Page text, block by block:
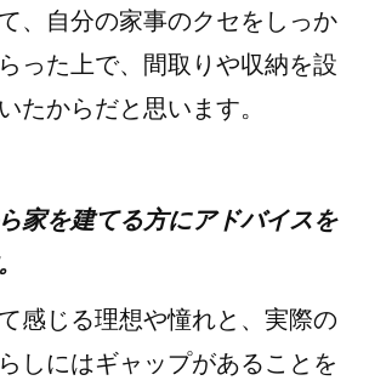
、自分の家事のクセをしっか
った上で、間取りや収納を設
たからだと思います。
を建てる方にアドバイスを
感じる理想や憧れと、実際の
しにはギャップがあることを